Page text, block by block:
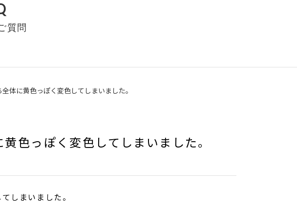
質問
体に黄色っぽく変色してしまいました。
色っぽく変色してしまいました。
しまいました。